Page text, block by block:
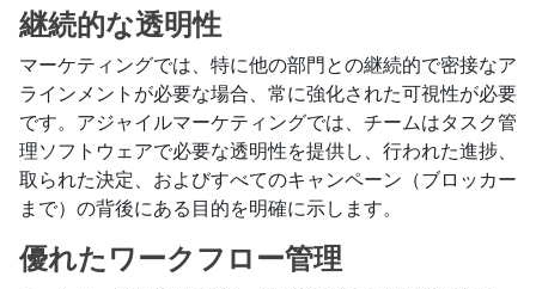
継続的な透明性
マーケティングでは、特に他の部門との継続的で密接なア
ラインメントが必要な場合、常に強化された可視性が必要
です。アジャイルマーケティングでは、チームはタスク管
理ソフトウェアで必要な透明性を提供し、行われた進捗、
取られた決定、およびすべてのキャンペーン（ブロッカー
まで）の背後にある目的を明確に示します。
優れたワークフロー管理